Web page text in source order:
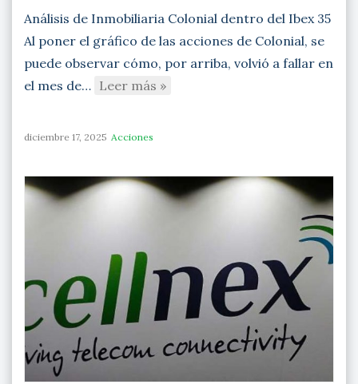
Análisis de Inmobiliaria Colonial dentro del Ibex 35
Al poner el gráfico de las acciones de Colonial, se
puede observar cómo, por arriba, volvió a fallar en
el mes de… Leer más »
diciembre 17, 2025 Acciones